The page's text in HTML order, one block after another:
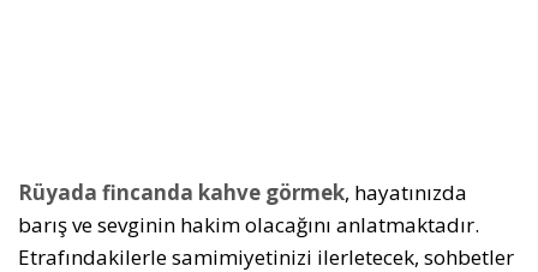
Rüyada fincanda kahve görmek, hayatınızda
barış ve sevginin hakim olacağını anlatmaktadır.
Etrafındakilerle samimiyetinizi ilerletecek, sohbetler